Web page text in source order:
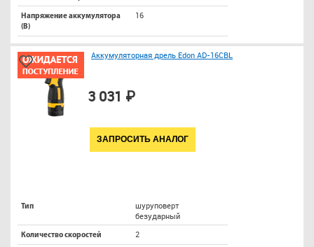
Напряжение аккумулятора
(В)
16
Аккумуляторная дрель Edon AD-16CBL
3 031 ₽
ЗАПРОСИТЬ АНАЛОГ
Тип
шуруповерт
безударный
Количество скоростей 2